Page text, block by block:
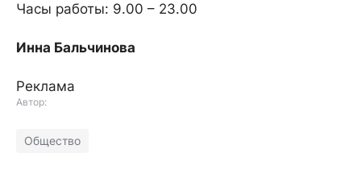
Часы работы: 9.00 – 23.00
Инна Бальчинова
Реклама
Автор:
Общество